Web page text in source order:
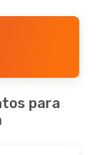
para